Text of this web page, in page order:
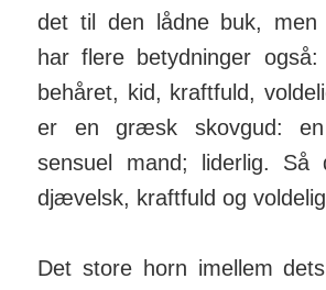
det til den lådne buk,
har flere betydninger
behåret, kid, kraftfuld,
er en græsk skovgud:
sensuel mand; liderlig. Så
djævelsk, kraftfuld og
Det store horn imellem